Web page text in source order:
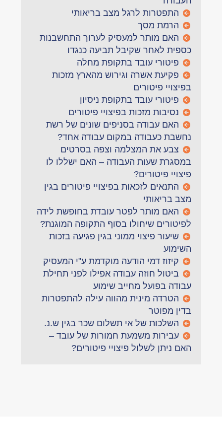
התפטרות לרגל מצב בריאותי
הרמת מסך
האם מותר למעסיק לערוך התחשבנות
כספית לאחר שקיבל תביעה כנגדו
פיטורי עובד בתקופת מחלה
פקיעת אשרה וגירוש מהארץ מזכות
בפיצויי פיטורים
פיטורי עובד בתקופת ניסיון
נסיבות מזכות בפיצויי פיטורים
האם עבודה בסניפים שונים של רשת
נחשבת כעבודה במקום עבודה אחד?
צבע את המצלמה וצפה בסרטים
במסגרת שעות העבודה – האם ישללו לו
פיצויי פיטורים?
התנאים לזכאות בפיצויי פיטורים בגין
מצב בריאותי
האם מותר לפטר עובדת בחופשת לידה
לפיטורים שיחולו בסוף התקופה המוגנת?
שיעור פיצוי ממוני בגין פגיעה בזכות
השימוע
קיזוז דמי הודעה מוקדמת ע"י המעסיק
ביטול חוזה עבודה אפילו לפני תחילת
עבודה בפועל מחייב שימוע
הטרדה מינית מהווה עילה להתפטרות
בדין מפוטר
השלכות של אי תשלום שכר בגין ש.נ.
עבירות משמעת חמורות של עובד –
האם ניתן לשלול פיצויי פיטורים?